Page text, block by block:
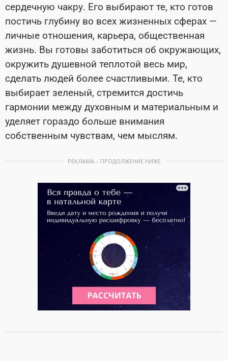
сердечную чакру. Его выбирают те, кто готов
постичь глубину во всех жизненных сферах —
личные отношения, карьера, общественная
жизнь. Вы готовы заботиться об окружающих,
окружить душевной теплотой весь мир,
сделать людей более счастливыми. Те, кто
выбирает зеленый, стремится достичь
гармонии между духовным и материальным и
уделяет гораздо больше внимания
собственным чувствам, чем мыслям.
РЕКЛАМА – ПРОДОЛЖЕНИЕ НИЖЕ